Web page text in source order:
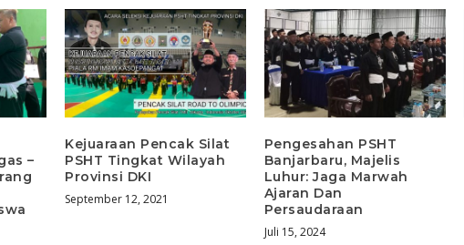
–
Kejuaraan Pencak Silat
PSHT Tingkat Wilayah
Provinsi DKI
September 12, 2021
Pengesahan PSHT
Banjarbaru, Majelis
Luhur: Jaga Marwah
Ajaran Dan
Persaudaraan
Juli 15, 2024